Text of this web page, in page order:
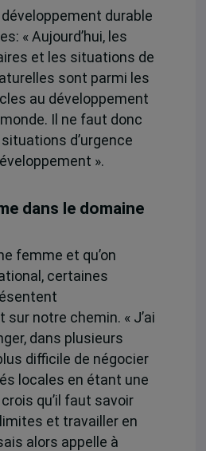
durable
« Aujourd’hui, les
et les situations de
sont parmi les
au développement
Il ne faut donc
d’urgence
».
dans le domaine
femme et qu’on
certaines
notre chemin. « J’ai
dans plusieurs
difficile de négocier
locales en étant une
qu’il faut savoir
et travailler en
alors appelle à